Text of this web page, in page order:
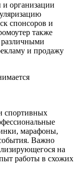
организации
спонсоров и
также
различными
и продажу
спортивных
марафоны,
Важно
на
работы в схожих